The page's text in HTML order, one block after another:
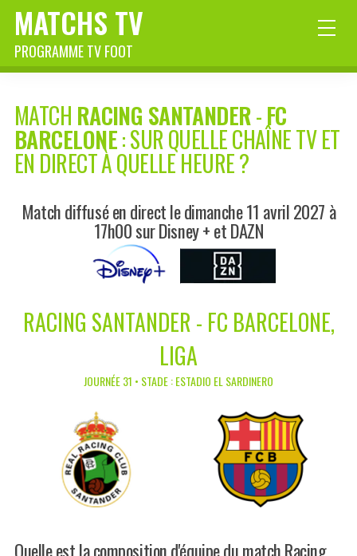
MATCHS TV
PROGRAMME TV FOOT
MATCH RACING SANTANDER-FC
BARCELONE: SUR QUELLE CHAÎNE TV ET
EN DIRECT À QUELLE HEURE ?
Match diffusé en direct le dimanche 11 avril 2027 à
17h00 sur Disney + et DAZN
RACING SANTANDER - FC BARCELONE,
LIGA
JOURNÉE 31 • STADE : ESTADIO EL SARDINERO
Quelle est la composition d'équipe du match Racing